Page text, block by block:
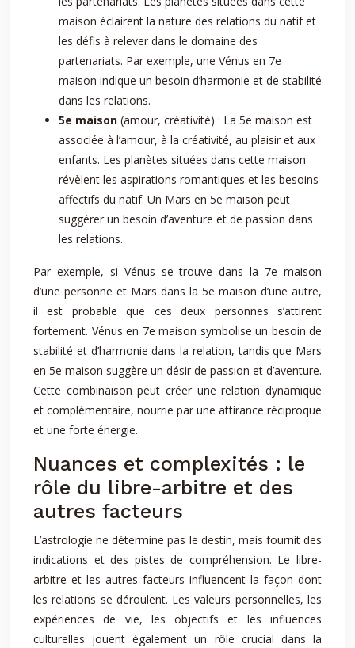
maison éclairent la nature des relations du natif et
les défis à relever dans le domaine des
partenariats. Par exemple, une Vénus en 7e
maison indique un besoin d’harmonie et de stabilité
dans les relations.
5e maison (amour, créativité) : La 5e maison est
associée à l’amour, à la créativité, au plaisir et aux
enfants. Les planètes situées dans cette maison
révèlent les aspirations romantiques et les besoins
affectifs du natif. Un Mars en 5e maison peut
suggérer un besoin d’aventure et de passion dans
les relations.
Par exemple, si Vénus se trouve dans la 7e maison
d’une personne et Mars dans la 5e maison d’une autre,
il est probable que ces deux personnes s’attirent
fortement. Vénus en 7e maison symbolise un besoin de
stabilité et d’harmonie dans la relation, tandis que Mars
en 5e maison suggère un désir de passion et d’aventure.
Cette combinaison peut créer une relation dynamique
et complémentaire, nourrie par une attirance réciproque
et une forte énergie.
Nuances et complexités : le
rôle du libre-arbitre et des
autres facteurs
L’astrologie ne détermine pas le destin, mais fournit des
indications et des pistes de compréhension. Le libre-
arbitre et les autres facteurs influencent la façon dont
les relations se déroulent. Les valeurs personnelles, les
expériences de vie, les objectifs et les influences
culturelles jouent également un rôle crucial dans la